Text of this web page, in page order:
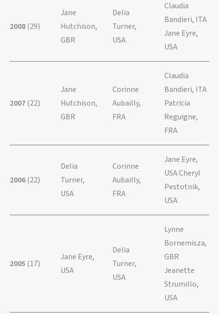
2008(29)
Jane
Hutchison,
GBR
Delia
Turner,
USA
Claudia
Bandieri, ITA
Jane Eyre,
USA
2007(22)
Jane
Hutchison,
GBR
Corinne
Aubailly,
FRA
Claudia
Bandieri, ITA
Patricia
Reguigne,
FRA
2006(22)
Delia
Turner,
USA
Corinne
Aubailly,
FRA
Jane Eyre,
USA Cheryl
Pestotnik,
USA
2005 (17)
Jane Eyre,
USA
Delia
Turner,
USA
Lynne
Bornemisza,
GBR
Jeanette
Strumillo,
USA